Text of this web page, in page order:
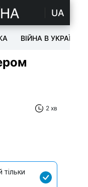
UA
ВІЙНА В УКРАЇНІ
2 хв